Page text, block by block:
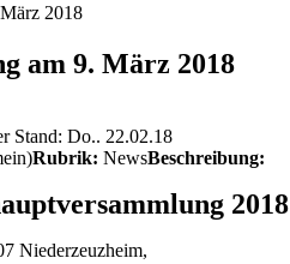
2018
am 9. März 2018
Stand: Do.. 22.02.18
Rubrik: NewsBeschreibung:
2018
Niederzeuzheim,